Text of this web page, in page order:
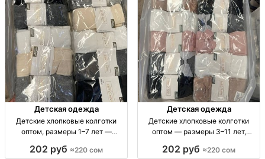
Детская одежда
Детские хлопковые колготки
оптом, размеры 1–7 лет —
колготки, р-ры 1–3, 3–5, 5–7 лет,
202 руб ≈220 сом
Детская одежда
Детские хлопковые колготки
оптом — размеры 3–11 лет,
колготки оптом, р-ры 3–11 лет,
202 руб ≈220 сом